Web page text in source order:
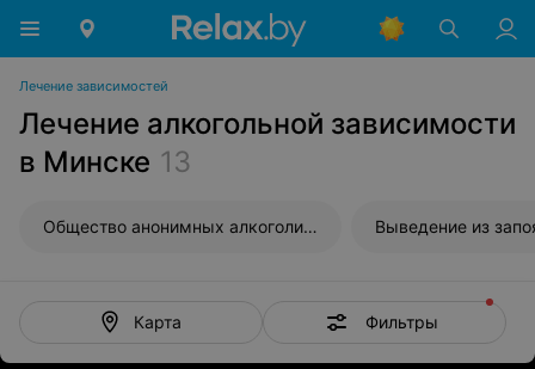
Лечение зависимостей
Лечение алкогольной зависимости
в Минске 13
Общество анонимных алкоголиков Выведение из
Карта Фильтры